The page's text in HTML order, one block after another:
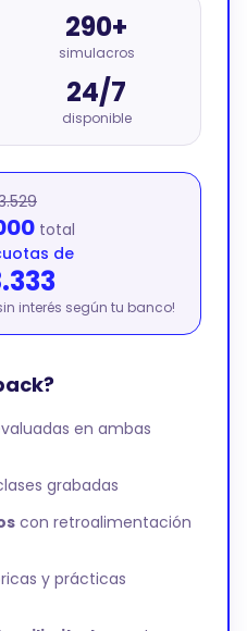
290+
simulacros
24/7
disponible
total
de
interés según tu banco!
en ambas
grabadas
con retroalimentación
y prácticas